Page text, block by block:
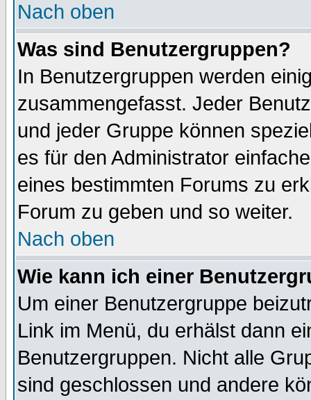
Nach oben
Was sind Benutzergruppen?
In Benutzergruppen werden
zusammengefasst. Jeder
und jeder Gruppe können
es für den Administrator
eines bestimmten Forums zu
Forum zu geben und so weiter.
Nach oben
Wie kann ich einer
Um einer Benutzergruppe
Link im Menü, du erhälst dann
Benutzergruppen. Nicht alle
sind geschlossen und andere